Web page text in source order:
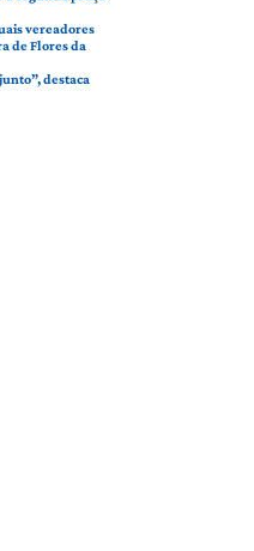
vereadores
de Flores da
destaca